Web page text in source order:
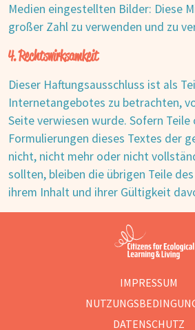
Medien eingestellten Bilder: Diese
großer Zahl zu verwenden und zu
4. Rechtswirksamkeit
Dieser Haftungsausschluss ist als
Internetangebotes zu betrachten,
Seite verwiesen wurde. Sofern Teile
Formulierungen dieses Textes der
nicht, nicht mehr oder nicht
sollten, bleiben die übrigen Teile
ihrem Inhalt und ihrer Gültigkeit
IMPRESSUM
DATENSCHUTZ